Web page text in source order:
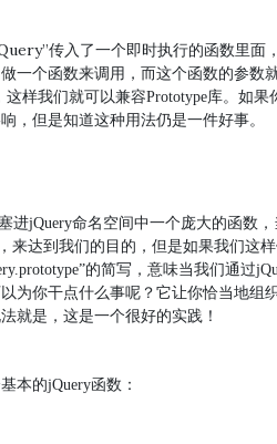
传入了一个即时执行的函数里面
一个函数来调用，而这个函数的参数
这样我们就可以兼容Prototype库。如果
，但是知道这种用法仍是一件好事。
进jQuery命名空间中一个庞大的函数
来达到我们的目的，但是如果我们这
”的简写，意味当我们通过
为你干点什么事呢？它让你恰当地组
就是，这是一个很好的实践！
本的jQuery函数：